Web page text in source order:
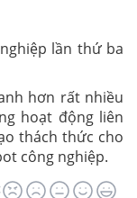
lần thứ ba
hơn rất nhiều
hoạt động liên
thách thức cho
công nghiệp.